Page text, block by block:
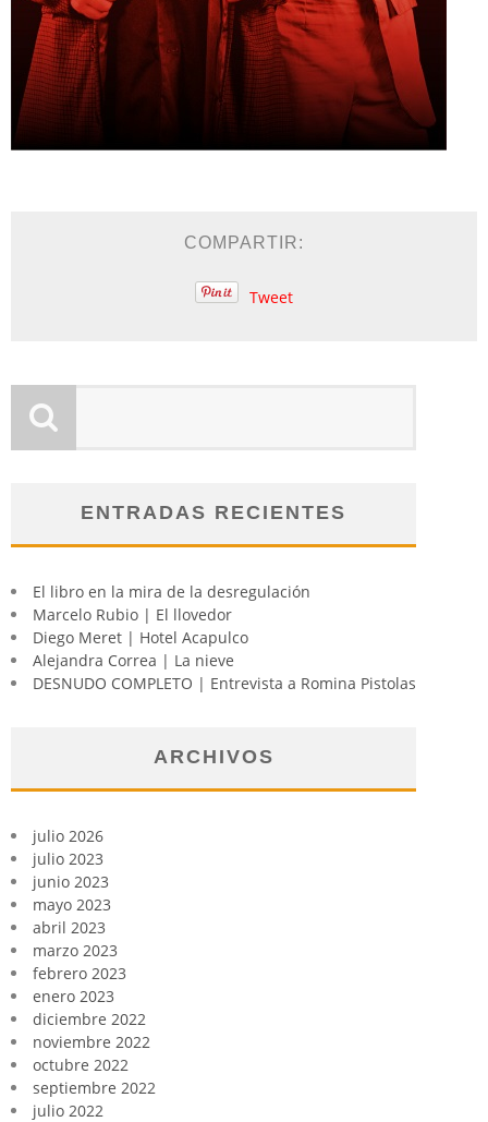
COMPARTIR:
Tweet
ENTRADAS RECIENTES
El libro en la mira de la desregulación
Marcelo Rubio | El llovedor
Diego Meret | Hotel Acapulco
Alejandra Correa | La nieve
DESNUDO COMPLETO | Entrevista a Romina Pistolas
ARCHIVOS
julio 2026
julio 2023
junio 2023
mayo 2023
abril 2023
marzo 2023
febrero 2023
enero 2023
diciembre 2022
noviembre 2022
octubre 2022
septiembre 2022
julio 2022